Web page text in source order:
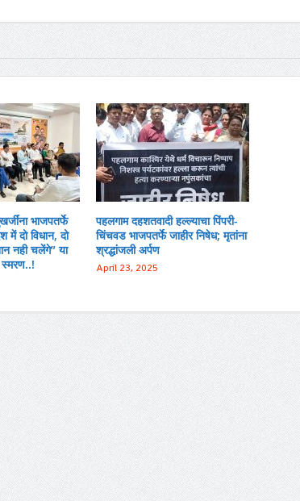
भाजपतर्फे
दो विधान, दो
नही चलेंगे” या
स्मरण..!
पहलगाम दहशतवादी हल्ल्याचा पिंपरी-
चिंचवड भाजपतर्फे जाहीर निषेध; मृतांना
श्रद्धांजली अर्पण
April 23, 2025